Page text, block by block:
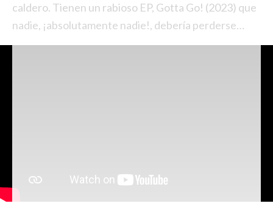
caldero. Tienen un rabioso EP, Gotta Go! (2023) que
nadie, ¡absolutamente nadie!, debería perderse…